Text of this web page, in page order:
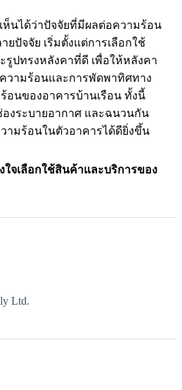
ห็นได้ว่าปัจจัยที่มีผลต่อความร้อน
ปัจจัย เริ่มตั้งแต่การเลือกใช้
รูปทรงหลังคาที่ดี เพื่อให้หลังคา
วามร้อนและการพัดพาทิศทาง
อนของอาคารบ้านเรือน ทั้งนี้
องระบายอากาศ และฉนวนกัน
ามร้อนในตัวอาคารได้ดียิ่งขึ้น
จเลือกใช้สินค้าและบริการของ
Ltd.